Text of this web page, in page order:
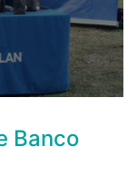
Banco